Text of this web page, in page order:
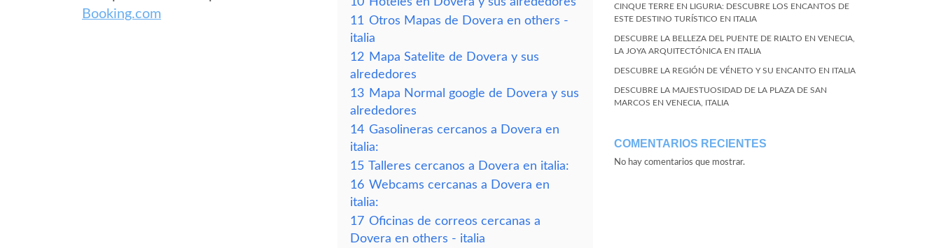
Booking.com
11 Otros Mapas de Dovera en others -
italia
12 Mapa Satelite de Dovera y sus
alrededores
13 Mapa Normal google de Dovera y sus
alrededores
14 Gasolineras cercanos a Dovera en
italia:
15 Talleres cercanos a Dovera en italia:
16 Webcams cercanas a Dovera en
italia:
17 Oficinas de correos cercanas a
Dovera en others - italia
CINQUE TERRE EN LIGURIA: DESCUBRE LOS ENCANTOS DE
ESTE DESTINO TURÍSTICO EN ITALIA
DESCUBRE LA BELLEZA DEL PUENTE DE RIALTO EN VENECIA,
LA JOYA ARQUITECTÓNICA EN ITALIA
DESCUBRE LA REGIÓN DE VÉNETO Y SU ENCANTO EN ITALIA
DESCUBRE LA MAJESTUOSIDAD DE LA PLAZA DE SAN
MARCOS EN VENECIA, ITALIA
COMENTARIOS RECIENTES
No hay comentarios que mostrar.